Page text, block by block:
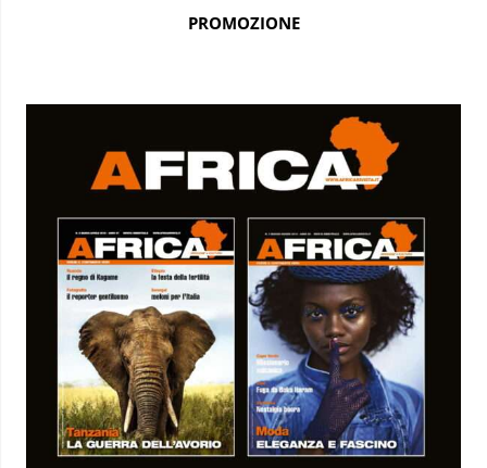
PROMOZIONE